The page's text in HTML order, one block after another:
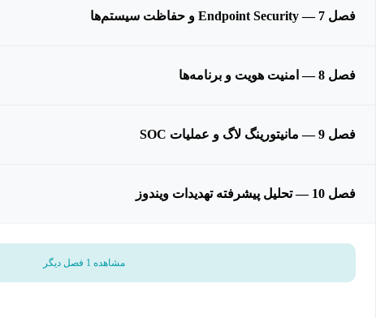
فصل 7 — Endpoint Security و حفاظت سیستم‌ها
فصل 8 — امنیت هویت و برنامه‌ها
فصل 9 — مانیتورینگ لاگ و عملیات SOC
فصل 10 — تحلیل پیشرفته تهدیدات ویندوز
مشاهده 1 فصل دیگر